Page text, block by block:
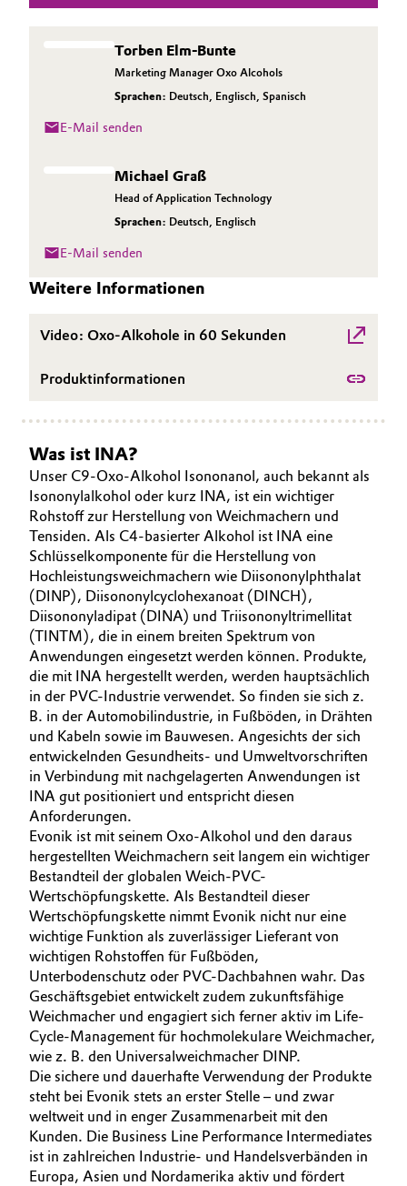
Green Hydrogen
Lubricants & Lubricant Additives
Medical Devices
Metals & Mining
Oil & Gas, Petrochemicals
Personal Care & Beauty
Plastics & Rubber
Pulp, Paper & Packaging
Textiles, Leather & Nonwovens
Business Lines
Karriere
Investor Relations
Torben Elm-Bunte
Marketing Manager Oxo Alcohols
Sprachen: Deutsch, Englisch, Spanisch
E-Mail senden
Michael Graß
Head of Application Technology
Sprachen: Deutsch, Englisch
E-Mail senden
Weitere Informationen
Video: Oxo-Alkohole in 60 Sekunden
Produktinformationen
Was ist INA?
Unser C9-Oxo-Alkohol Isononanol, auch bekannt als
Isononylalkohol oder kurz INA, ist ein wichtiger
Rohstoff zur Herstellung von Weichmachern und
Tensiden. Als C4-basierter Alkohol ist INA eine
Schlüsselkomponente für die Herstellung von
Hochleistungsweichmachern wie Diisononylphthalat
(DINP), Diisononylcyclohexanoat (DINCH),
Diisononyladipat (DINA) und Triisononyltrimellitat
(TINTM), die in einem breiten Spektrum von
Anwendungen eingesetzt werden können. Produkte,
die mit INA hergestellt werden, werden hauptsächlich
in der PVC-Industrie verwendet. So finden sie sich z.
B. in der Automobilindustrie, in Fußböden, in Drähten
und Kabeln sowie im Bauwesen. Angesichts der sich
entwickelnden Gesundheits- und Umweltvorschriften
in Verbindung mit nachgelagerten Anwendungen ist
INA gut positioniert und entspricht diesen
Anforderungen.
Evonik ist mit seinem Oxo-Alkohol und den daraus
hergestellten Weichmachern seit langem ein wichtiger
Bestandteil der globalen Weich-PVC-
Wertschöpfungskette. Als Bestandteil dieser
Wertschöpfungskette nimmt Evonik nicht nur eine
wichtige Funktion als zuverlässiger Lieferant von
wichtigen Rohstoffen für Fußböden,
Unterbodenschutz oder PVC-Dachbahnen wahr. Das
Geschäftsgebiet entwickelt zudem zukunftsfähige
Weichmacher und engagiert sich ferner aktiv im Life-
Cycle-Management für hochmolekulare Weichmacher,
wie z. B. den Universalweichmacher DINP.
Die sichere und dauerhafte Verwendung der Produkte
steht bei Evonik stets an erster Stelle – und zwar
weltweit und in enger Zusammenarbeit mit den
Kunden. Die Business Line Performance Intermediates
ist in zahlreichen Industrie- und Handelsverbänden in
Europa, Asien und Nordamerika aktiv und fördert